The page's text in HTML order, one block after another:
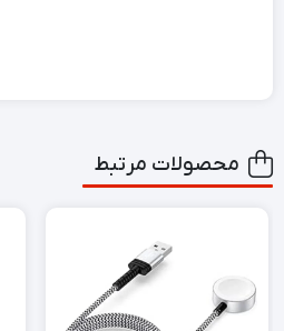
محصولات مرتبط